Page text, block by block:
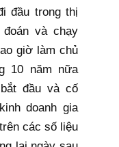
đầu trong thị
và chạy
giờ làm chủ
10 năm nữa
đầu và cố
doanh gia
các số liệu